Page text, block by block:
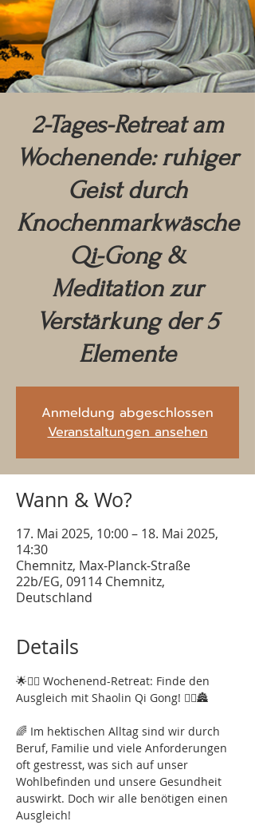
2-Tages-Retreat am
Wochenende: ruhiger
Geist durch
Knochenmarkwäsche
Qi-Gong &
Meditation zur
Verstärkung der 5
Elemente
Anmeldung abgeschlossen
Veranstaltungen ansehen
Wann & Wo?
17. Mai 2025, 10:00 – 18. Mai 2025,
14:30
Chemnitz, Max-Planck-Straße
22b/EG, 09114 Chemnitz,
Deutschland
Details
🌟💆‍♀️ Wochenend-Retreat: Finde den
Ausgleich mit Shaolin Qi Gong! 🧘‍♂️🏯
🌈 Im hektischen Alltag sind wir durch
Beruf, Familie und viele Anforderungen
oft gestresst, was sich auf unser
Wohlbefinden und unsere Gesundheit
auswirkt. Doch wir alle benötigen einen
Ausgleich!